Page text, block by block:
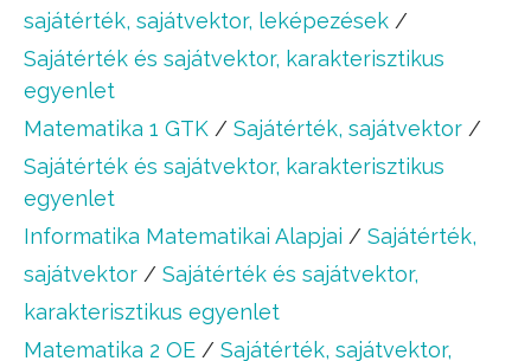
sajátérték, sajátvektor, leképezések /
Sajátérték és sajátvektor, karakterisztikus
egyenlet
Matematika 1 GTK / Sajátérték, sajátvektor /
Sajátérték és sajátvektor, karakterisztikus
egyenlet
Informatika Matematikai Alapjai / Sajátérték,
sajátvektor / Sajátérték és sajátvektor,
karakterisztikus egyenlet
Matematika 2 OE / Sajátérték, sajátvektor,